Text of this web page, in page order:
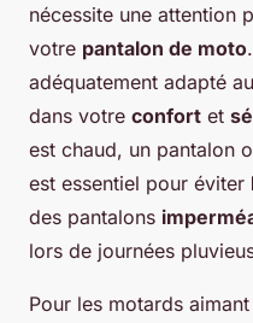
nécessite une attention
votre pantalon de moto
adéquatement adapté au
dans votre confort et
est chaud, un pantalon
est essentiel pour éviter
des pantalons
lors de journées
Pour les motards